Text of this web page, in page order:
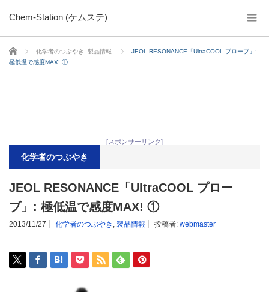
Chem-Station (ケムステ)
ホーム 化学者のつぶやき 製品情報
JEOL RESONANCE「UltraCOOL プローブ」:
極低温で感度MAX! ①
[スポンサーリンク]
化学者のつぶやき
JEOL RESONANCE「UltraCOOL プロー
ブ」: 極低温で感度MAX! ①
2013/11/27 化学者のつぶやき , 製品情報 投稿者: webmaster